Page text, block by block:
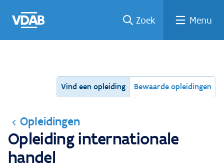
naar
een
een
job
naar
Zoek Menu
Vind een opleiding Bewaarde opleidingen
Opleidingen
Opleiding internationale
handel